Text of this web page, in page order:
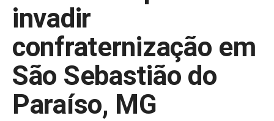
invadir
confraternização em
São Sebastião do
Paraíso, MG